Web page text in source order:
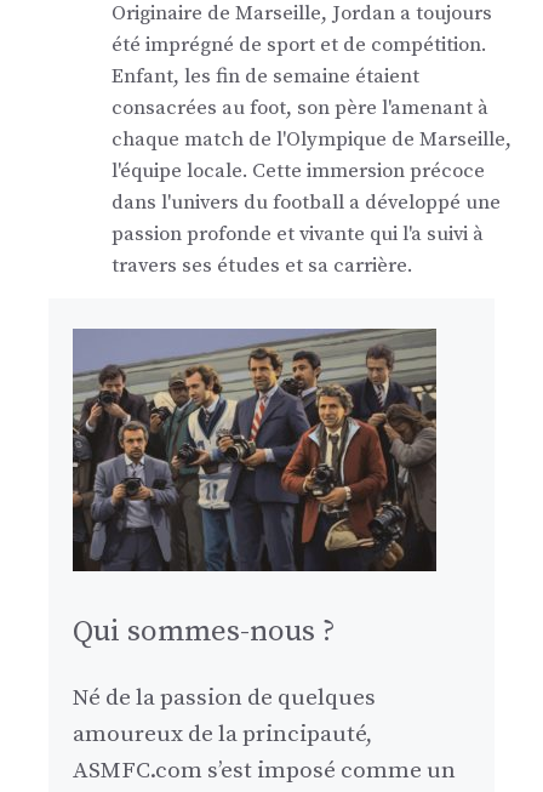
Originaire de Marseille, Jordan a toujours
été imprégné de sport et de compétition.
Enfant, les fin de semaine étaient
consacrées au foot, son père l'amenant à
chaque match de l'Olympique de Marseille,
l'équipe locale. Cette immersion précoce
dans l'univers du football a développé une
passion profonde et vivante qui l'a suivi à
travers ses études et sa carrière.
Qui sommes-nous ?
Né de la passion de quelques
amoureux de la principauté,
ASMFC.com s’est imposé comme un